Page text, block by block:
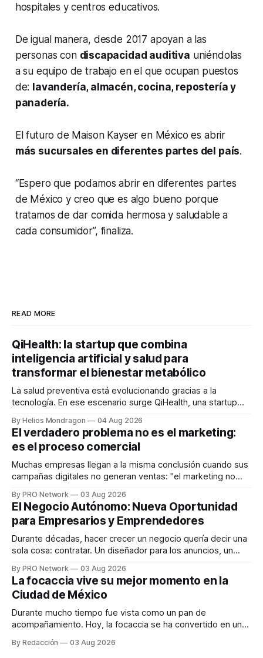
hospitales y centros educativos.
De igual manera, desde 2017 apoyan a las
personas con discapacidad auditiva uniéndolas
a su equipo de trabajo en el que ocupan puestos
de: lavandería, almacén, cocina, repostería y
panadería.
El futuro de Maison Kayser en México es abrir
más sucursales en diferentes partes del país.
“Espero que podamos abrir en diferentes partes
de México y creo que es algo bueno porque
tratamos de dar comida hermosa y saludable a
cada consumidor”, finaliza.
READ MORE
QiHealth: la startup que combina
inteligencia artificial y salud para
transformar el bienestar metabólico
La salud preventiva está evolucionando gracias a la
tecnología. En ese escenario surge QiHealth, una startup
dispositivos inteligentes, inteligencia artificial y monitoreo
en tiempo real para ayudar a las personas a tomar mejores
decisiones sobre su salud metabólica. Su propuesta busca
responder
By Helios Mondragon 04 Aug 2026
El verdadero problema no es el marketing:
es el proceso comercial
Muchas empresas llegan a la misma conclusión cuando sus
campañas digitales no generan ventas: "el marketing no
INTERIUS, el problema suele estar en otro lugar. Durante
una entrevista para el podcast SER PRO, el especialista en
marketing digital explicó que
By PRO Network 03 Aug 2026
El Negocio Autónomo: Nueva Oportunidad
para Empresarios y Emprendedores
Durante décadas, hacer crecer un negocio quería decir una
sola cosa: contratar. Un diseñador para los anuncios, un
para los textos, alguien que supiera de publicidad digital
para encontrar prospectos, un vendedor para atender
llamadas y mensajes, y —con suerte— una persona
By PRO Network 03 Aug 2026
La focaccia vive su mejor momento en la
Ciudad de México
Durante mucho tiempo fue vista como un pan de
acompañamiento. Hoy, la focaccia se ha convertido en uno
artesanal, ingredientes de calidad y experiencias que
By Redacción 03 Aug 2026